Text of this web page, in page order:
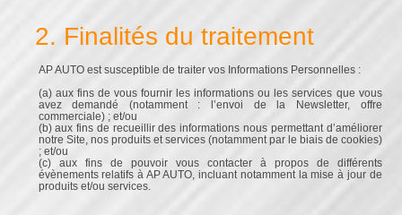
2. Finalités du traitement
AP AUTO est susceptible de traiter vos Informations Personnelles :
(a) aux fins de vous fournir les informations ou les services que vous
avez demandé (notamment : l’envoi de la Newsletter, offre
commerciale) ; et/ou
(b) aux fins de recueillir des informations nous permettant d’améliorer
notre Site, nos produits et services (notamment par le biais de cookies)
; et/ou
(c) aux fins de pouvoir vous contacter à propos de différents
évènements relatifs à AP AUTO, incluant notamment la mise à jour de
produits et/ou services.